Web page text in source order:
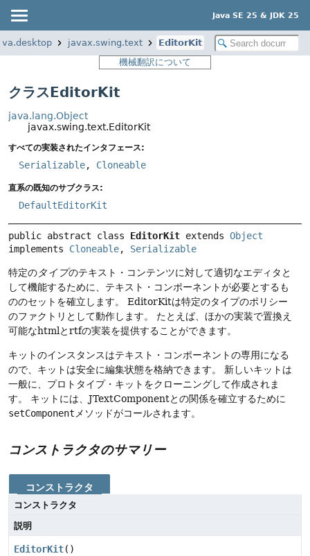
Java SE 25 & JDK 25
javax.swing.text
EditorKit
機械翻訳について
クラスEditorKit
java.lang.Object
javax.swing.text.EditorKit
すべての実装されたインタフェース:
Serializable, Cloneable
直系の既知のサブクラス:
DefaultEditorKit
public abstract class EditorKit extends Object
implements Cloneable, Serializable
特定のタイプのテキスト・コンテンツに対して適切なエディタと
して機能するために、テキスト・コンポーネントが必要とするも
ののセットを確立します。
EditorKitは特定のタイプのポリシー
のファクトリとして動作します。
たとえば、ほかの実装で置換え
可能なhtmlとrtfの実装を提供することができます。
キットのインスタンスはテキスト・コンポーネントの専用になる
ので、キットは安全に編集状態を格納できます。
新しいキットは
一般に、プロトタイプ・キットをクローニングして作成されま
す。
キットには、JTextComponentとの関係を確立するために
setComponent メソッドがコールされます。
コンストラクタのサマリー
コンストラクタ
コンストラクタ
説明
EditorKit()